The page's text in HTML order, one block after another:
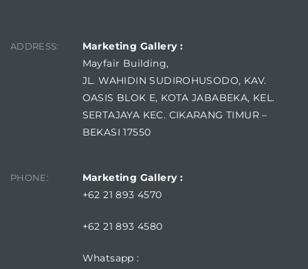
ADDRESS:
Marketing Gallery :
Mayfair Building,
JL. WAHIDIN SUDIROHUSODO, KAV.
OASIS BLOK E, KOTA JABABEKA, KEL.
SERTAJAYA KEC. CIKARANG TIMUR –
BEKASI 17550
PHONE:
Marketing Gallery :
+62 21 893 4570
+62 21 893 4580
Whatsapp :